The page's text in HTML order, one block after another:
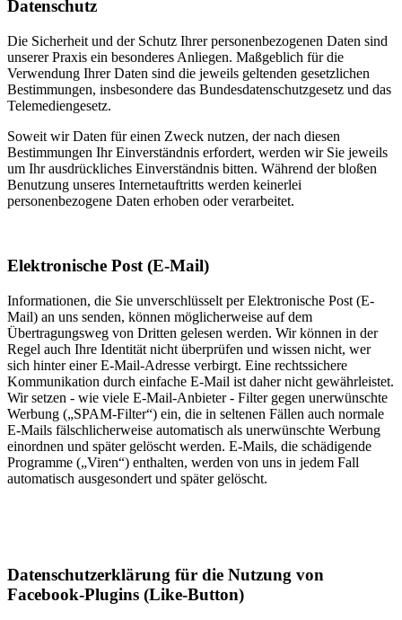
Datenschutz
Die Sicherheit und der Schutz Ihrer personenbezogenen Daten sind
unserer Praxis ein besonderes Anliegen. Maßgeblich für die
Verwendung Ihrer Daten sind die jeweils geltenden gesetzlichen
Bestimmungen, insbesondere das Bundesdatenschutzgesetz und das
Telemediengesetz.
Soweit wir Daten für einen Zweck nutzen, der nach diesen
Bestimmungen Ihr Einverständnis erfordert, werden wir Sie jeweils
um Ihr ausdrückliches Einverständnis bitten. Während der bloßen
Benutzung unseres Internetauftritts werden keinerlei
personenbezogene Daten erhoben oder verarbeitet.
Elektronische Post (E-Mail)
Informationen, die Sie unverschlüsselt per Elektronische Post (E-
Mail) an uns senden, können möglicherweise auf dem
Übertragungsweg von Dritten gelesen werden. Wir können in der
Regel auch Ihre Identität nicht überprüfen und wissen nicht, wer
sich hinter einer E-Mail-Adresse verbirgt. Eine rechtssichere
Kommunikation durch einfache E-Mail ist daher nicht gewährleistet.
Wir setzen - wie viele E-Mail-Anbieter - Filter gegen unerwünschte
Werbung („SPAM-Filter“) ein, die in seltenen Fällen auch normale
E-Mails fälschlicherweise automatisch als unerwünschte Werbung
einordnen und später gelöscht werden. E-Mails, die schädigende
Programme („Viren“) enthalten, werden von uns in jedem Fall
automatisch ausgesondert und später gelöscht.
Datenschutzerklärung für die Nutzung von
Facebook-Plugins (Like-Button)